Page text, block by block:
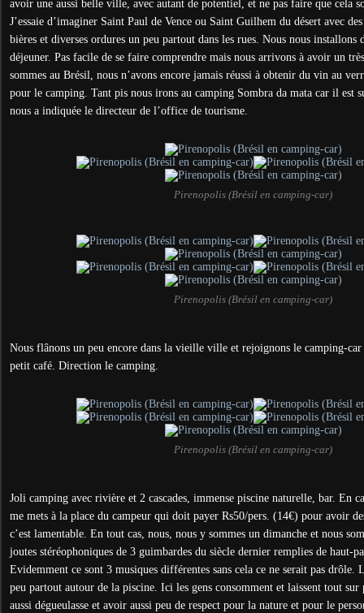
avoir une aussi belle ville, avec autant de potentiel, et ne pas faire que cela
J’essaie d’imaginer Saint Paul de Vence ou Saint Guilhem du désert avec
bières et diverses ordures un peu partout dans les rues. Nous nous installons
déjeuner. Pas facile de se faire comprendre mais nous arrivons à avoir un
sommes au Brésil, nous n’avons encore jamais réussi à obtenir du vin au
pour le camping. Tant pis nous irons au camping Sombra da mata car il est
nous a indiquée le directeur de l’office de tourisme.
Pirenopolis (Brésil en camping-car)
Pirenopolis (Brésil en camping-car)
Nous flânons un peu encore dans la vieille ville et rejoignons le camping-
petit café. Direction le camping.
Pirenopolis (Brésil en camping-car)
Joli camping avec rivière et 2 cascades, immense piscine naturelle, bar. En
me mets à la place du campeur qui doit payer Rs50/pers. (14€) pour avoir
c’est lamentable. En tout cas, nous, nous y sommes un dimanche et nous
joutes stéréophoniques de 3 guimbardes du siècle dernier remplies de haut-
Evidemment ce sont 3 musiques différentes sans cela ce ne serait pas drôle.
peu partout autour de la piscine. Ici les gens consomment et laissent tout
aussi dégueulasse et avoir aussi peu de respect pour la nature et pour le